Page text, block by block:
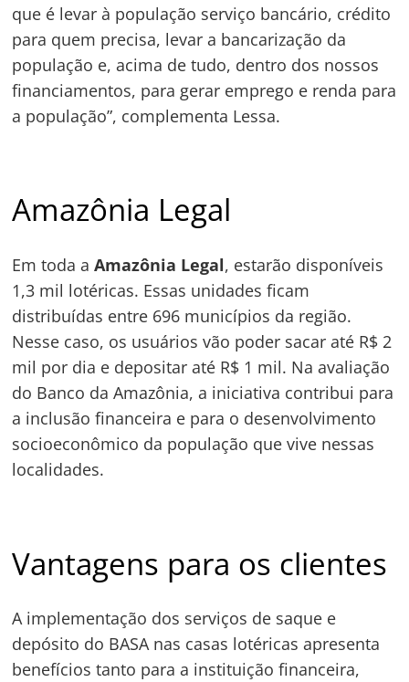
que é levar à população serviço bancário, crédito
para quem precisa, levar a bancarização da
população e, acima de tudo, dentro dos nossos
financiamentos, para gerar emprego e renda para
a população”, complementa Lessa.
Amazônia Legal
Em toda aAmazônia Legal, estarão disponíveis
1,3 mil lotéricas. Essas unidades ficam
distribuídas entre 696 municípios da região.
Nesse caso, os usuários vão poder sacar até R$ 2
mil por dia e depositar até R$ 1 mil. Na avaliação
do Banco da Amazônia, a iniciativa contribui para
a inclusão financeira e para o desenvolvimento
socioeconômico da população que vive nessas
localidades.
Vantagens para os clientes
A implementação dos serviços de saque e
depósito do BASA nas casas lotéricas apresenta
benefícios tanto para a instituição financeira,
Navegação
de
Post